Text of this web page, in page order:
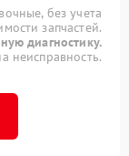
без учета
запчастей.
диагностику.
неисправность.